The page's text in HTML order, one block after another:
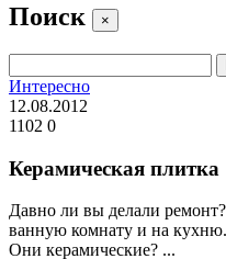
Поиск ×
Интересно
12.08.2012
1102 0
Керамическая плитка
Давно ли вы делали
ванную комнату и на
Они керамические? ...